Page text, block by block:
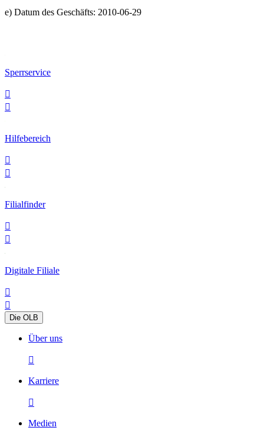
e) Datum des Geschäfts: 2010-06-29
Sperrservice


Hilfebereich


Filialfinder


Digitale Filiale


Die OLB
Über uns

Karriere

Medien